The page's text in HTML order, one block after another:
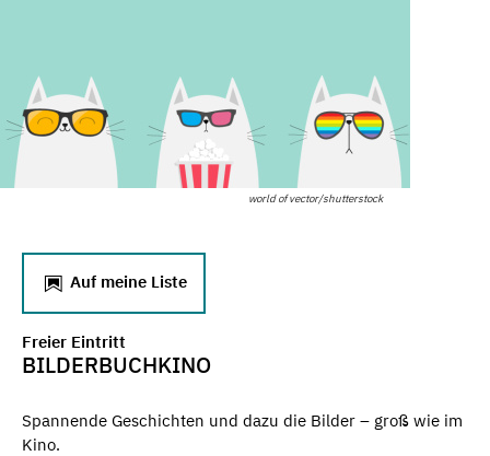
world of vector/shutterstock
Auf meine Liste
Freier Eintritt
BILDERBUCHKINO
Spannende Geschichten und dazu die Bilder – groß wie im
Kino.